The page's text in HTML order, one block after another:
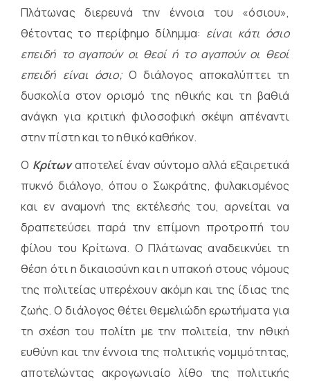
Πλάτωνας διερευνά την έννοια του «όσιου»,
θέτοντας το περίφημο δίλημμα: είναι κάτι όσιο
επειδή το αγαπούν οι θεοί ή το αγαπούν οι θεοί
επειδή είναι όσιο;Ο διάλογος αποκαλύπτει τη
δυσκολία στον ορισμό της ηθικής και τη βαθιά
ανάγκη για κριτική φιλοσοφική σκέψη απέναντι
στην πίστη και το ηθικό καθήκον.
Ο Κρίτωναποτελεί έναν σύντομο αλλά εξαιρετικά
πυκνό διάλογο, όπου ο Σωκράτης, φυλακισμένος
και εν αναμονή της εκτέλεσής του, αρνείται να
δραπετεύσει παρά την επίμονη προτροπή του
φίλου του Κρίτωνα. Ο Πλάτωνας αναδεικνύει τη
θέση ότι η δικαιοσύνη και η υπακοή στους νόμους
της πολιτείας υπερέχουν ακόμη και της ίδιας της
ζωής. Ο διάλογος θέτει θεμελιώδη ερωτήματα για
τη σχέση του πολίτη με την πολιτεία, την ηθική
ευθύνη και την έννοια της πολιτικής νομιμότητας,
αποτελώντας ακρογωνιαίο λίθο της πολιτικής